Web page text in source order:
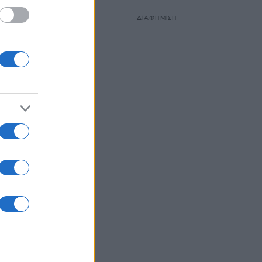
ΔΙΑΦΗΜΙΣΗ